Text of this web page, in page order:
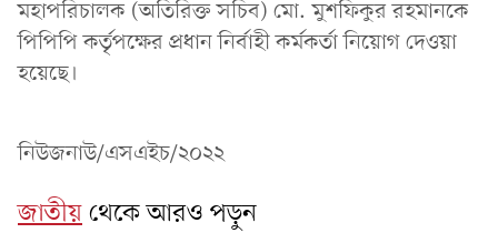
মহাপরিচালক (অতিরিক্ত সচিব) মো. মুশফিকুর রহমানকে
পিপিপি কর্তৃপক্ষের প্রধান নির্বাহী কর্মকর্তা নিয়োগ দেওয়া
হয়েছে।
নিউজনাউ/এসএইচ/২০২২
জাতীয়থেকে আরও পড়ুন